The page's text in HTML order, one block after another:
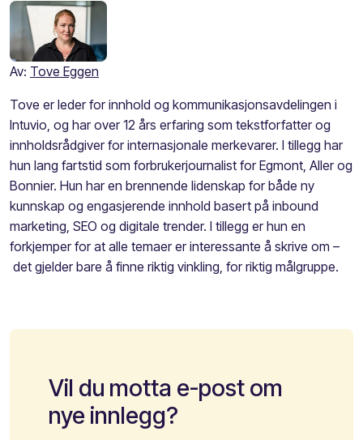
Av: Tove Eggen
Tove er leder for innhold og kommunikasjonsavdelingen i
Intuvio, og har over 12 års erfaring som tekstforfatter og
innholdsrådgiver for internasjonale merkevarer. I tillegg har
hun lang fartstid som forbrukerjournalist for Egmont, Aller og
Bonnier. Hun har en brennende lidenskap for både ny
kunnskap og engasjerende innhold basert på inbound
marketing, SEO og digitale trender. I tillegg er hun en
forkjemper for at alle temaer er interessante å skrive om –
det gjelder bare å finne riktig vinkling, for riktig målgruppe.
Vil du motta e-post om
nye innlegg?